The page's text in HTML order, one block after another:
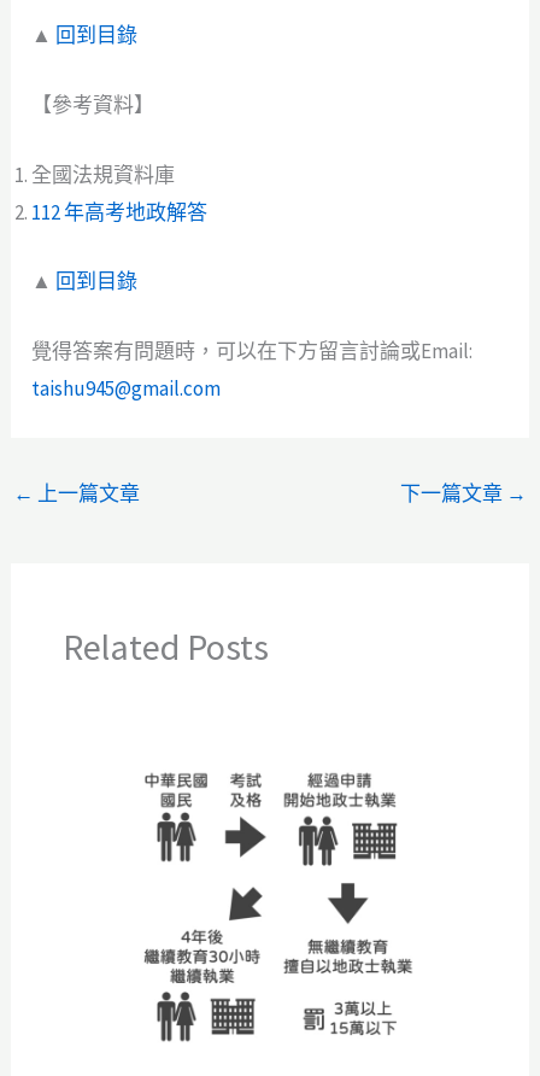
▲ 回到目錄
【參考資料】
全國法規資料庫
112 年高考地政解答
▲ 回到目錄
覺得答案有問題時，可以在下方留言討論或Email:
taishu945@gmail.com
← 上一篇文章 下一篇文章 →
Related Posts